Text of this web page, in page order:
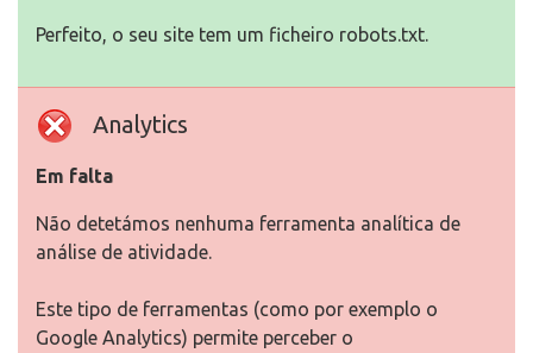
Perfeito, o seu site tem um ficheiro robots.txt.
Analytics
Em falta
Não detetámos nenhuma ferramenta analítica de
análise de atividade.
Este tipo de ferramentas (como por exemplo o
Google Analytics) permite perceber o